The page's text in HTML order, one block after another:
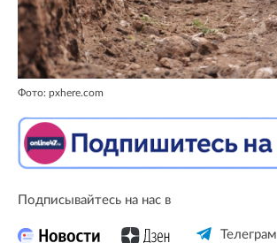
Фото: pxhere.com
Подписывайтесь на нас в
Телеграм